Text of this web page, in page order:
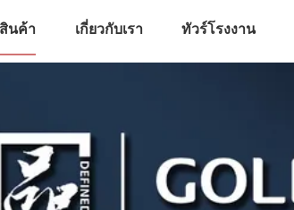
สินค้า เกี่ยวกับเรา ทัวร์โรงงาน